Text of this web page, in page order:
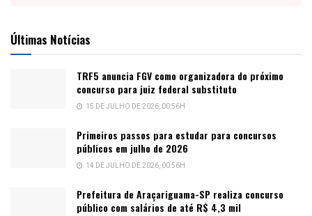
Últimas Notícias
TRF5 anuncia FGV como organizadora do próximo
concurso para juiz federal substituto
15 DE JULHO DE 2026, 00:56H
Primeiros passos para estudar para concursos
públicos em julho de 2026
14 DE JULHO DE 2026, 00:56H
Prefeitura de Araçariguama-SP realiza concurso
público com salários de até R$ 4,3 mil